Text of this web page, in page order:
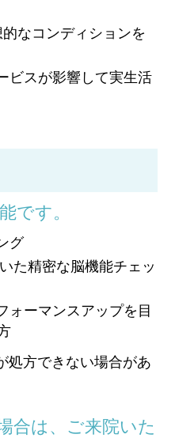
なコンディションを
ビスが影響して実生活
です。
グ
た精密な脳機能チェッ
ォーマンスアップを目
方できない場合があ
合は、ご来院いた